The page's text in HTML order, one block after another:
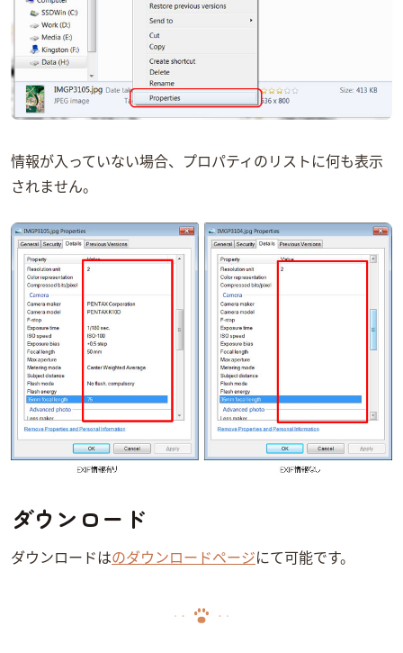
EXIF情報が入っていない場合、プロパティのリストに何も表示
されません。
ダウンロード
ダウンロードはMinicatのダウンロードページにて可能です。